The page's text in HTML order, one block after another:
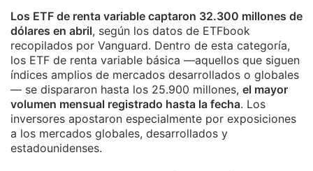
Los ETF de renta variable captaron 32.300 millones de
dólares en abril, según los datos de ETFbook
recopilados por Vanguard. Dentro de esta categoría,
los ETF de renta variable básica —aquellos que siguen
índices amplios de mercados desarrollados o globales
— se dispararon hasta los 25.900 millones, el mayor
volumen mensual registrado hasta la fecha. Los
inversores apostaron especialmente por exposiciones
a los mercados globales, desarrollados y
estadounidenses.